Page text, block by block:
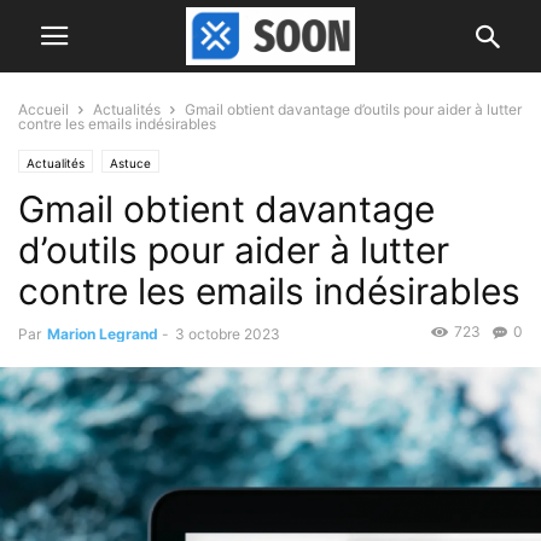
Accueil Actualités
Gmail obtient davantage d’outils pour aider à lutter
contre les emails indésirables
Actualités Astuce
Gmail obtient davantage
d’outils pour aider à lutter
contre les emails indésirables
Par Marion Legrand - 3 octobre 2023 0
723